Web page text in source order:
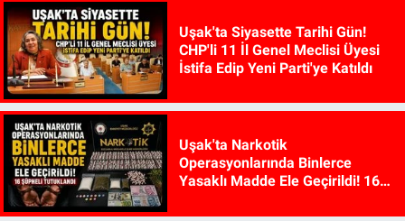
Uşak'ta Siyasette Tarihi Gün!
CHP'li 11 İl Genel Meclisi Üyesi
İstifa Edip Yeni Parti'ye Katıldı
Uşak'ta Narkotik
Operasyonlarında Binlerce
Yasaklı Madde Ele Geçirildi! 16